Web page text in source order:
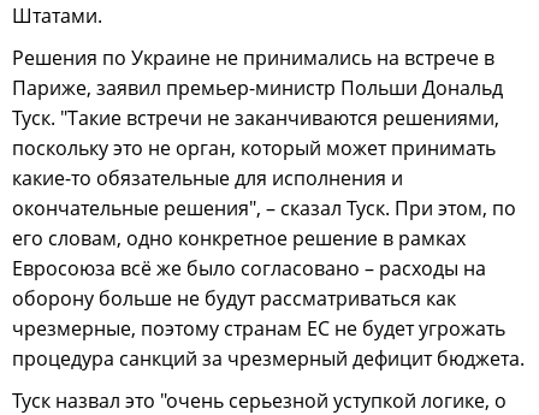
Штатами.
Решения по Украине не принимались на встрече в
Париже, заявил премьер-министр Польши Дональд
Туск. "Такие встречи не заканчиваются решениями,
поскольку это не орган, который может принимать
какие-то обязательные для исполнения и
окончательные решения", – сказал Туск. При этом, по
его словам, одно конкретное решение в рамках
Евросоюза всё же было согласовано – расходы на
оборону больше не будут рассматриваться как
чрезмерные, поэтому странам ЕС не будет угрожать
процедура санкций за чрезмерный дефицит бюджета.
Туск назвал это "очень серьезной уступкой логике, о